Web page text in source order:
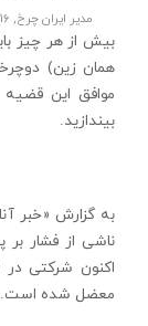
مدیر ایران چرخ, 16 سال قبل
بیش از هر چیز
همان زین)
موافق این
بیندازید.
به گزارش «خبر
ناشی از فشار بر
اکنون شرکتی در
معضل شده است.